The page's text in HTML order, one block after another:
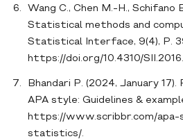
Wang C., Chen M.-H., Schifano
Statistical methods and
Statistical Interface, 9(4), P.
https://doi.org/10.4310/
Bhandari P. (2024, January
APA style: Guidelines &
https://www.scribbr.com/apa-
statistics/.